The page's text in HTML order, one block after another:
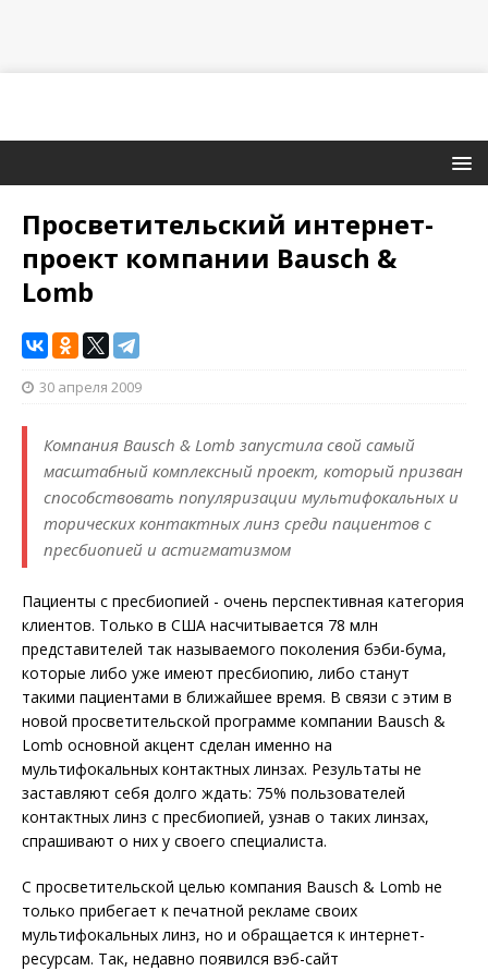
Просветительский интернет-
проект компании Bausch &
Lomb
30 апреля 2009
Компания Bausch & Lomb запустила свой самый
масштабный комплексный проект, который призван
способствовать популяризации мультифокальных и
торических контактных линз среди пациентов с
пресбиопией и астигматизмом
Пациенты с пресбиопией - очень перспективная категория
клиентов. Только в США насчитывается 78 млн
представителей так называемого поколения бэби-бума,
которые либо уже имеют пресбиопию, либо станут
такими пациентами в ближайшее время. В связи с этим в
новой просветительской программе компании Bausch &
Lomb основной акцент сделан именно на
мультифокальных контактных линзах. Результаты не
заставляют себя долго ждать: 75% пользователей
контактных линз с пресбиопией, узнав о таких линзах,
спрашивают о них у своего специалиста.
С просветительской целью компания Bausch & Lomb не
только прибегает к печатной рекламе своих
мультифокальных линз, но и обращается к интернет-
ресурсам. Так, недавно появился вэб-сайт